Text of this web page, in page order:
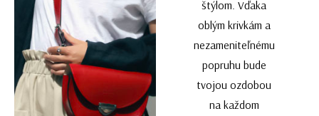
štýlom. Vďaka
oblým krivkám a
nezameniteľnému
popruhu bude
tvojou ozdobou
na každom